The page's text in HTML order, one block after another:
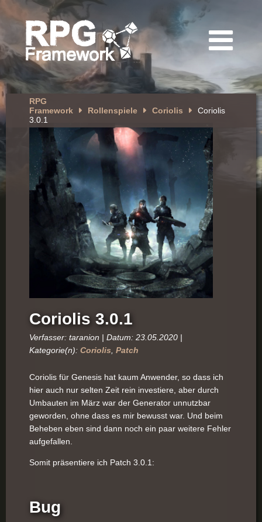
RPG
Framework
Rollenspiele Coriolis
Coriolis
3.0.1
Coriolis 3.0.1
Verfasser: taranion | Datum: 23.05.2020 |
Kategorie(n): Coriolis Patch
Coriolis für Genesis hat kaum Anwender, so dass ich
hier auch nur selten Zeit rein investiere, aber durch
Umbauten im März war der Generator unnutzbar
geworden, ohne dass es mir bewusst war. Und beim
Beheben eben sind dann noch ein paar weitere Fehler
aufgefallen.
Somit präsentiere ich Patch 3.0.1:
Bug